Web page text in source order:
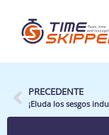
PRECEDENTE